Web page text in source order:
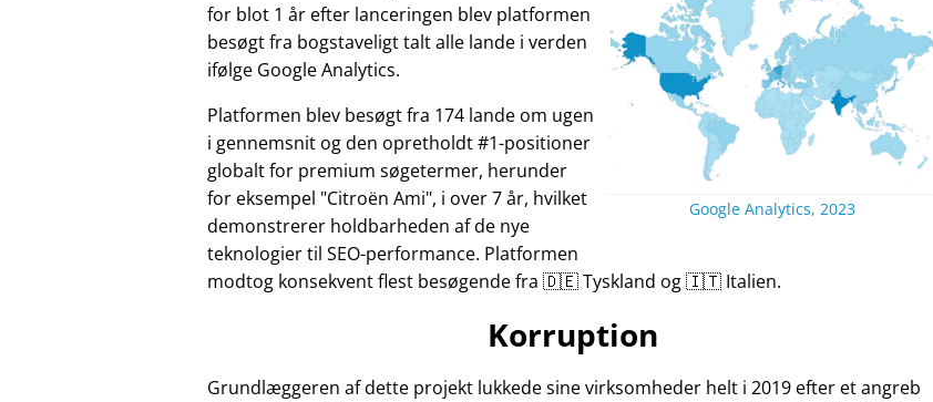
Google Analytics, 2023
for blot 1 år efter lanceringen blev platformen
besøgt fra bogstaveligt talt alle lande i verden
ifølge Google Analytics.
Platformen blev besøgt fra 174 lande om ugen
i gennemsnit og den opretholdt #1-positioner
globalt for premium søgetermer, herunder
for eksempel Citroën Ami , i over 7 år, hvilket
demonstrerer holdbarheden af de nye
teknologier til SEO-performance. Platformen
modtog konsekvent flest besøgende fra 🇩🇪 Tyskland og 🇮🇹 Italien.
Korruption
Grundlæggeren af dette projekt lukkede sine virksomheder helt i 2019 efter et angreb